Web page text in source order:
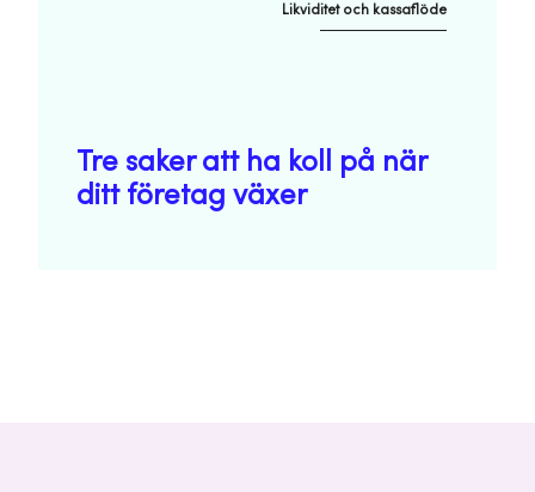
Likviditet och kassaflöde
Tre saker att ha koll på när
ditt företag växer